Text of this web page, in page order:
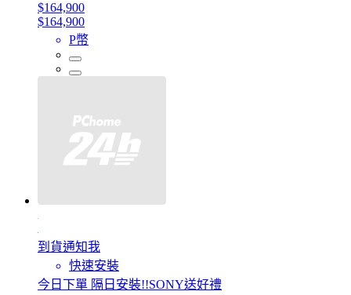
$164,900
$164,900
P幣
到貨通知我
快速安裝
今日下單 隔日安裝!!SONY送好禮